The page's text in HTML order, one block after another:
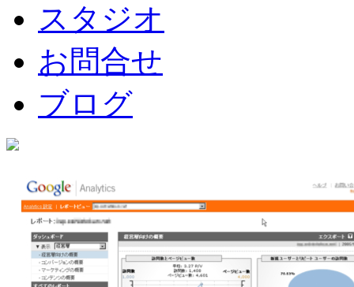
スタジオ
お問合せ
ブログ